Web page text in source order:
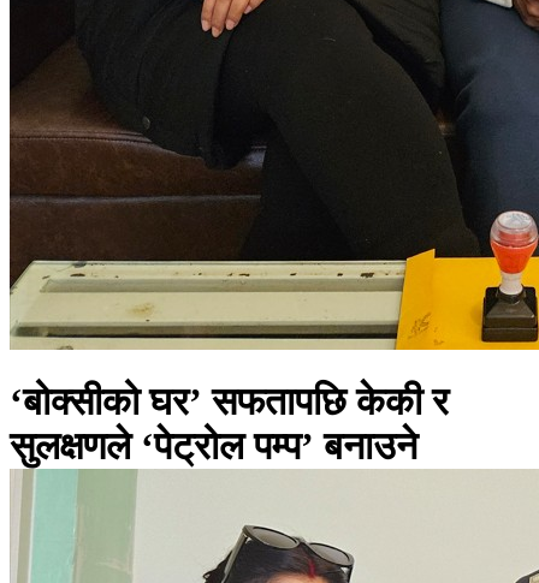
‘बोक्सीको घर’ सफतापछि केकी र
सुलक्षणले ‘पेट्रोल पम्प’ बनाउने